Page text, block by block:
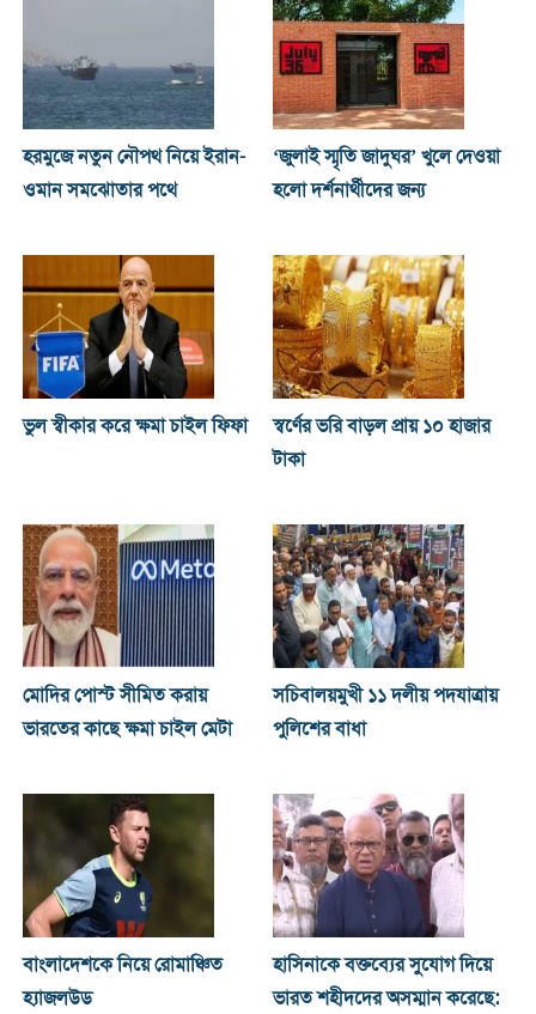
হরমুজে নতুন নৌপথ নিয়ে ইরান-
ওমান সমঝোতার পথে
‘জুলাই স্মৃতি জাদুঘর’ খুলে দেওয়া
হলো দর্শনার্থীদের জন্য
ভুল স্বীকার করে ক্ষমা চাইল ফিফা
স্বর্ণের ভরি বাড়ল প্রায় ১০ হাজার
টাকা
মোদির পোস্ট সীমিত করায়
ভারতের কাছে ক্ষমা চাইল মেটা
সচিবালয়মুখী ১১ দলীয় পদযাত্রায়
পুলিশের বাধা
বাংলাদেশকে নিয়ে রোমাঞ্চিত
হ্যাজলউড
হাসিনাকে বক্তব্যের সুযোগ দিয়ে
ভারত শহীদদের অসম্মান করেছে: